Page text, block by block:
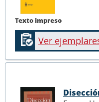
Texto impreso
Ver